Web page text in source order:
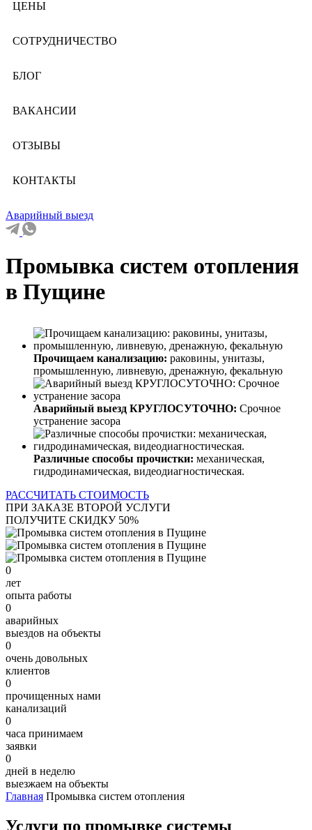
ЦЕНЫ
СОТРУДНИЧЕСТВО
БЛОГ
ВАКАНСИИ
ОТЗЫВЫ
КОНТАКТЫ
Аварийный выезд
Промывка систем отопления
в Пущине
Прочищаем канализацию: раковины, унитазы,
промышленную, ливневую, дренажную, фекальную
Аварийный выезд КРУГЛОСУТОЧНО: Срочное
устранение засора
Различные способы прочистки: механическая,
гидродинамическая, видеодиагностическая.
РАССЧИТАТЬ СТОИМОСТЬ
ПРИ ЗАКАЗЕ ВТОРОЙ УСЛУГИ
ПОЛУЧИТЕ СКИДКУ 50%
0
лет
опыта работы
0
аварийных
выездов на объекты
0
очень довольных
клиентов
0
прочищенных нами
канализаций
0
часа принимаем
заявки
0
дней в неделю
выезжаем на объекты
Главная Промывка систем отопления
Услуги по промывке системы